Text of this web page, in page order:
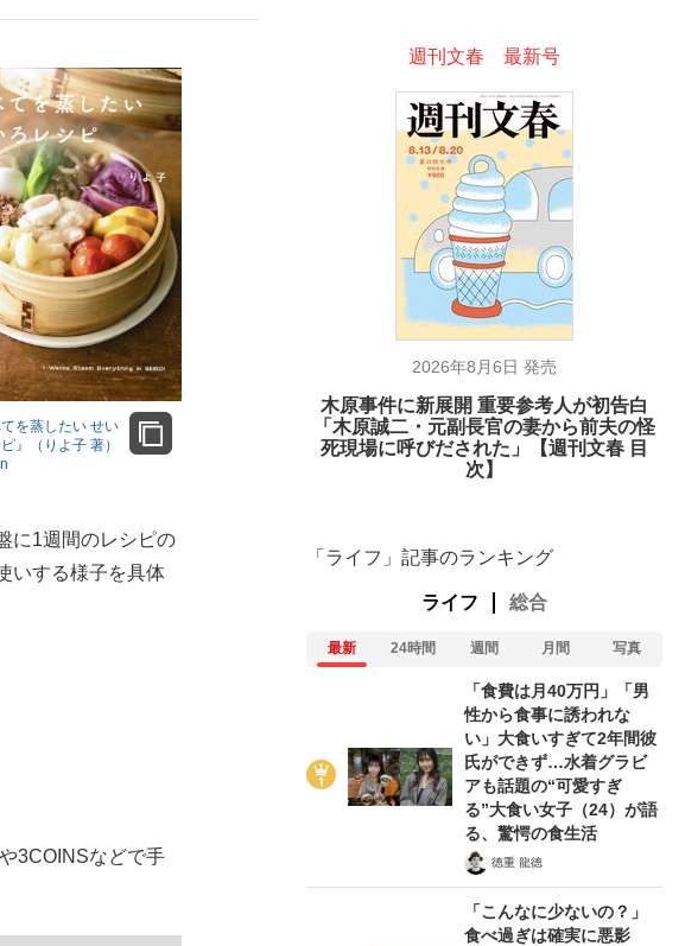
悪者扱いされているのが悲しい」『北の国から』倉本聰氏（91...
てを蒸したい せい
』（りよ子 著）
に1週間のレシピの
いする様子を具体
3COINSなどで手
週刊文春 最新号
2026年8月6日 発売
木原事件に新展開 重要参考人が初告白
「木原誠二・元副長官の妻から前夫の怪
死現場に呼びだされた」【週刊文春 目
次】
「ライフ」記事のランキング
ライフ 総合
最新 24時間 週間 月間 写真
「食費は月40万円」「男
性から食事に誘われな
い」大食いすぎて2年間彼
氏ができず…水着グラビ
アも話題の“可愛すぎ
る”大食い女子（24）が語
る、驚愕の食生活
徳重 龍徳
「こんなに少ないの？」
食べ過ぎは確実に悪影